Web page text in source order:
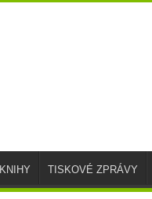
KNIHY TISKOVÉ ZPRÁVY